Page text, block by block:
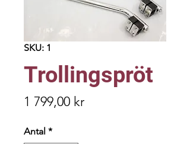
SKU: 1
Trollingspröt
1 799,00 krPris
Antal *